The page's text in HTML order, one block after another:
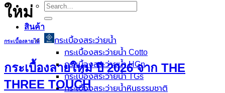
Search
for:
สินค้า
กระเบื้องสระว่ายนํ้า
กระเบื้องสระว่ายน้ำ Cotto
กระเบื้องสระว่ายน้ำ HGn
กระเบื้องสระว่ายน้ำ TGs
กระเบื้องสระว่ายน้ำหินธรรมชาติ
ใหม่
กระเบื้องลายไม้
กระเบื้องลายใหม่ ปี 2026 จาก THE
THREE TOUCH